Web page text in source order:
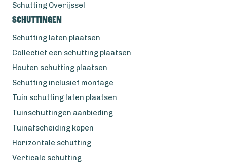
Schutting Overijssel
Schuttingen
Schutting laten plaatsen
Collectief een schutting plaatsen
Houten schutting plaatsen
Schutting inclusief montage
Tuin schutting laten plaatsen
Tuinschuttingen aanbieding
Tuinafscheiding kopen
Horizontale schutting
Verticale schutting